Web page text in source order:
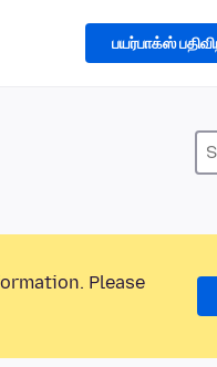
பயர்பாக்ஸ்
Please